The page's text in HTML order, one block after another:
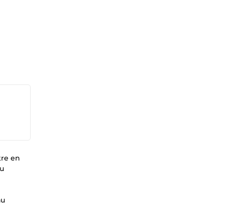
en